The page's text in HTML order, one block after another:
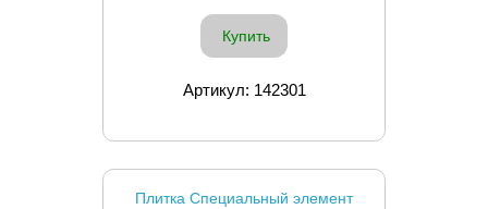
Купить
Артикул: 142301
Плитка Специальный элемент